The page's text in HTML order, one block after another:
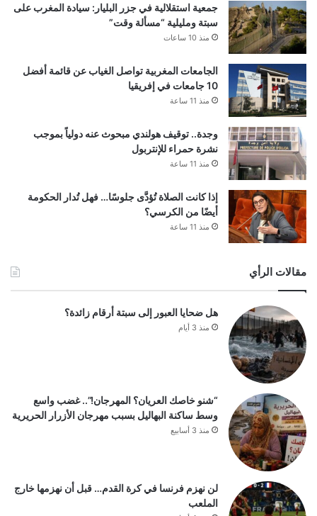
جمعية استقلالية في جزر البليار: سيادة المغرب على
سبتة ومليلية “مسألة وقت”
منذ 10 ساعات
الجامعات المغربية تواصل الغياب عن قائمة أفضل
10 جامعات في إفريقيا
منذ 11 ساعة
وجدة.. توقيف هولندي مبحوث عنه دولياً بموجب
نشرة حمراء للإنتربول
منذ 11 ساعة
إذا كانت الصلاة تُؤدَّى جلوسًا… فهل تُدار الحكومة
أيضًا من الكرسي؟
منذ 11 ساعة
مقالات الرأي
هل ضحايا العبور إلى سبتة أرقام زائدة؟
منذ 3 أيام
“شنو خاصك العريان؟ المهرجان!”.. غضب واسع
وسط ساكنة البهاليل بسبب مهرجان الأزرار الحريرية
منذ 3 أسابيع
لن نهزم فرنسا في كرة القدم… قبل أن نهزمها خارج
الملعب